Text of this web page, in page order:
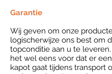
Garantie
Wij geven om onze
logischerwijze ons best om
topconditie aan u te
het wel eens voor dat er
kapot gaat tijdens transport